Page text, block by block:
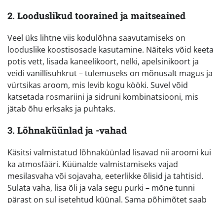
2. Looduslikud toorained ja maitseained
Veel üks lihtne viis kodulõhna saavutamiseks on
looduslike koostisosade kasutamine. Näiteks võid keeta
potis vett, lisada kaneelikoort, nelki, apelsinikoort ja
veidi vanillisuhkrut – tulemuseks on mõnusalt magus ja
vürtsikas aroom, mis levib kogu kööki. Suvel võid
katsetada rosmariini ja sidruni kombinatsiooni, mis
jätab õhu erksaks ja puhtaks.
3. Lõhnaküünlad ja -vahad
Käsitsi valmistatud lõhnaküünlad lisavad nii aroomi kui
ka atmosfääri. Küünalde valmistamiseks vajad
mesilasvaha või sojavaha, eeterlikke õlisid ja tahtisid.
Sulata vaha, lisa õli ja vala segu purki – mõne tunni
pärast on sul isetehtud küünal. Sama põhimõtet saab